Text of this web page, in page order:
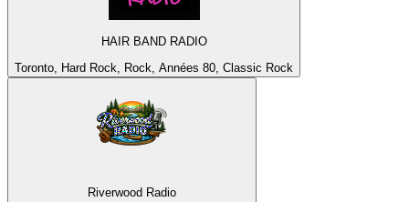
HAIR BAND RADIO
Toronto, Hard Rock, Rock, Années 80, Classic Rock
Riverwood Radio